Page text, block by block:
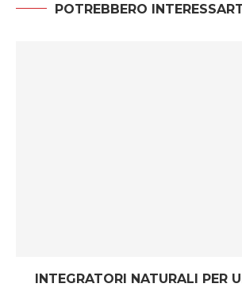
POTREBBERO
INTEGRATORI NATURALI PER